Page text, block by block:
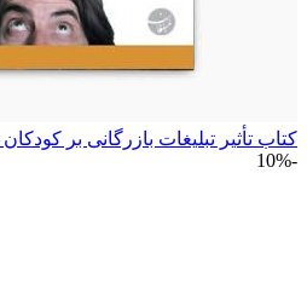
کتاب تأثیر تبلیغات بازرگانی بر کودکان
-10%